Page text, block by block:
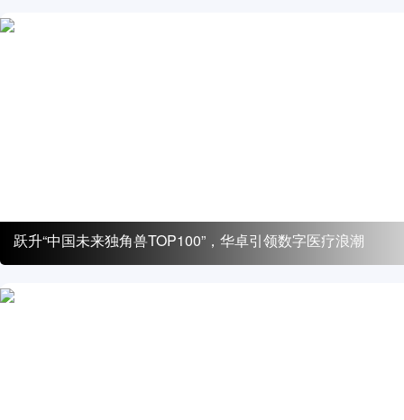
跃升“中国未来独角兽TOP100”，华卓引领数字医疗浪潮